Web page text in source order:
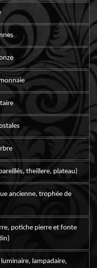
theillere, plateau)
ancienne, trophée de
potiche pierre et fonte
lampadaire,